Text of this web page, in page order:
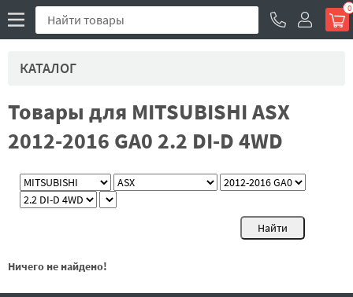
0
КАТАЛОГ
Товары для MITSUBISHI ASX
2012-2016 GA0 2.2 DI-D 4WD
Ничего не найдено!